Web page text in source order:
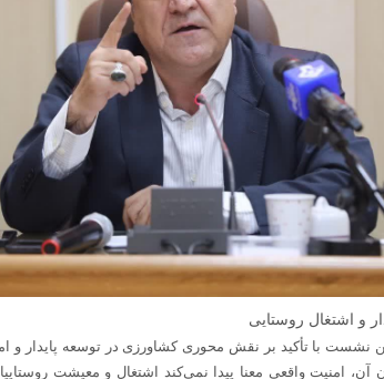
و اشتغال روستایی
این نشست با تأکید بر نقش محوری کشاورزی در توسعه پایدار
امنیت واقعی معنا پیدا نمی‌کند اشتغال و معیشت